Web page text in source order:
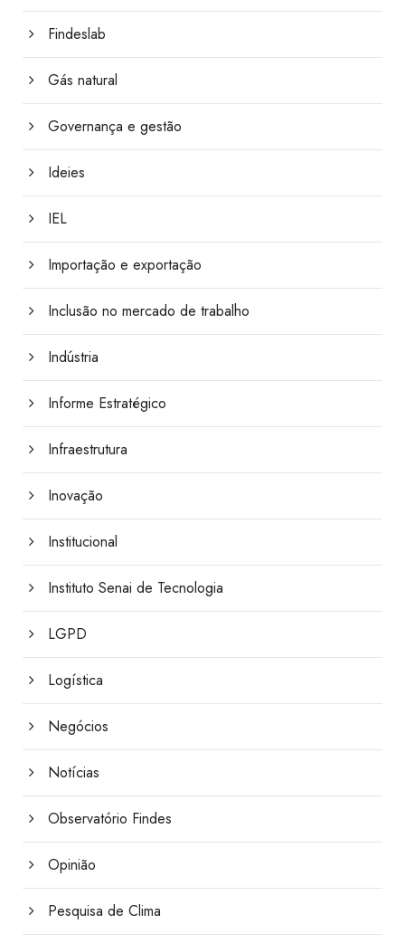
Findeslab
Gás natural
Governança e gestão
Ideies
IEL
Importação e exportação
Inclusão no mercado de trabalho
Indústria
Informe Estratégico
Infraestrutura
Inovação
Institucional
Instituto Senai de Tecnologia
LGPD
Logística
Negócios
Notícias
Observatório Findes
Opinião
Pesquisa de Clima